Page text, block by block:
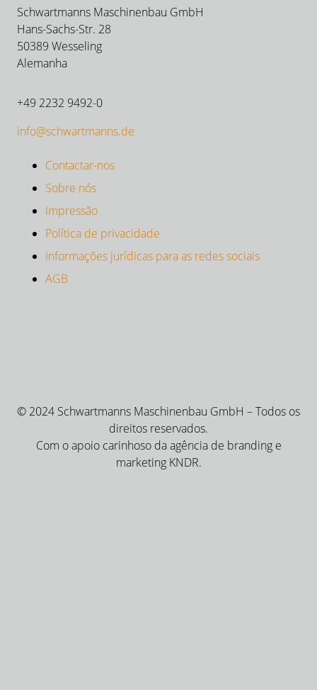
Schwartmanns Maschinenbau GmbH
Hans-Sachs-Str. 28
50389 Wesseling
Alemanha
+49 2232 9492-0
info@schwartmanns.de
Contactar-nos
Sobre nós
Impressão
Política de privacidade
Informações jurídicas para as redes sociais
AGB
© 2024 Schwartmanns Maschinenbau GmbH – Todos os
direitos reservados.
Com o apoio carinhoso da agência de branding e
marketing KNDR.